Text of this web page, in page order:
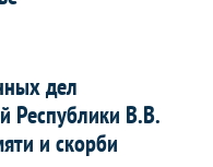
дел
Республики В.В.
и скорби